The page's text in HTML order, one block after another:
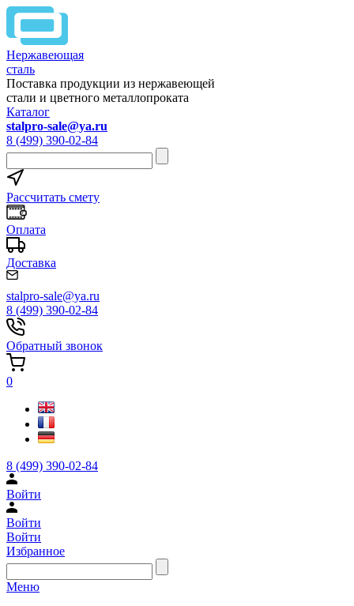
Нержавеющая
сталь
Поставка продукции из нержавеющей
стали и цветного металлопроката
Каталог
stalpro-sale@ya.ru
8 (499) 390-02-84
Рассчитать смету
Оплата
Доставка
stalpro-sale@ya.ru
8 (499) 390-02-84
Обратный звонок
0
8 (499) 390-02-84
Войти
Войти
Войти
Избранное
Меню